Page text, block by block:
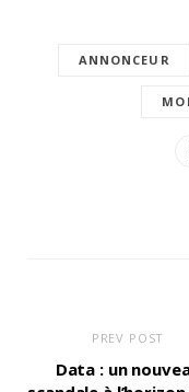
ANNONCEUR
PREV POST
Data : un